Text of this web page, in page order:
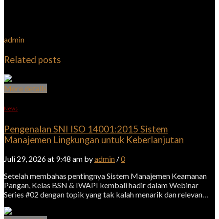
admin
Related posts
More details
News
Pengenalan SNI ISO 14001:2015 Sistem
Manajemen Lingkungan untuk Keberlanjutan
Juli 29, 2026 at 9:48 am byadmin /0
Setelah membahas pentingnya Sistem Manajemen Keamanan
Pangan, Kelas BSN & IWAPI kembali hadir dalam Webinar
Series #02 dengan topik yang tak kalah menarik dan relevan…